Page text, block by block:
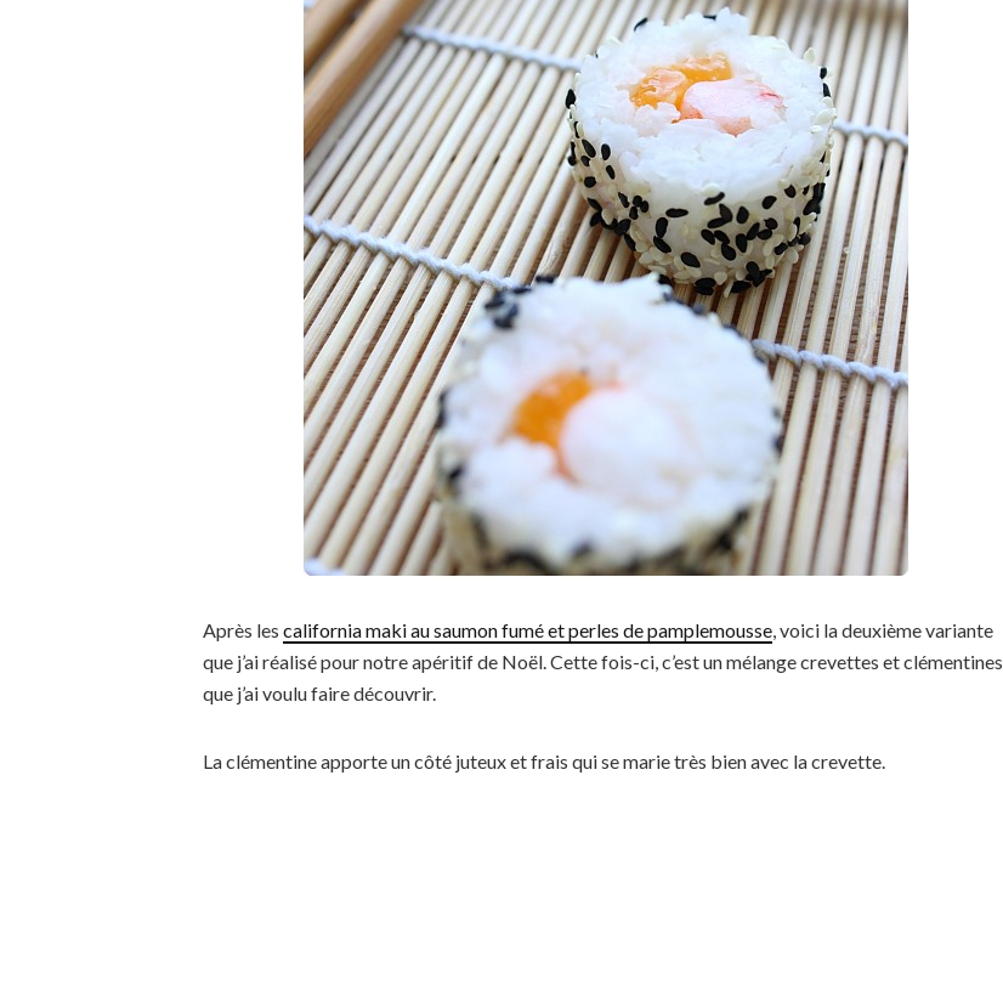
Après les california maki au saumon fumé et perles de pamplemousse, voici la deuxième variante
que j’ai réalisé pour notre apéritif de Noël. Cette fois-ci, c’est un mélange crevettes et clémentines
que j’ai voulu faire découvrir.
La clémentine apporte un côté juteux et frais qui se marie très bien avec la crevette.